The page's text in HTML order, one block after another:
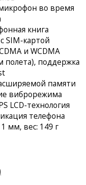
во время
книга
SIM-картой
и WCDMA
поддержка
памяти
виброрежима
LCD-технология
телефона
мм, вес: 149 г